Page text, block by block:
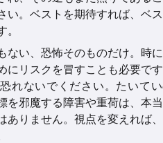
い。ベストを期待すれば、ベ
。
ない、恐怖そのものだけ。時
にリスクを冒すことも必要で
れないでください。たいて
を邪魔する障害や重荷は、本
ありません。視点を変えれば